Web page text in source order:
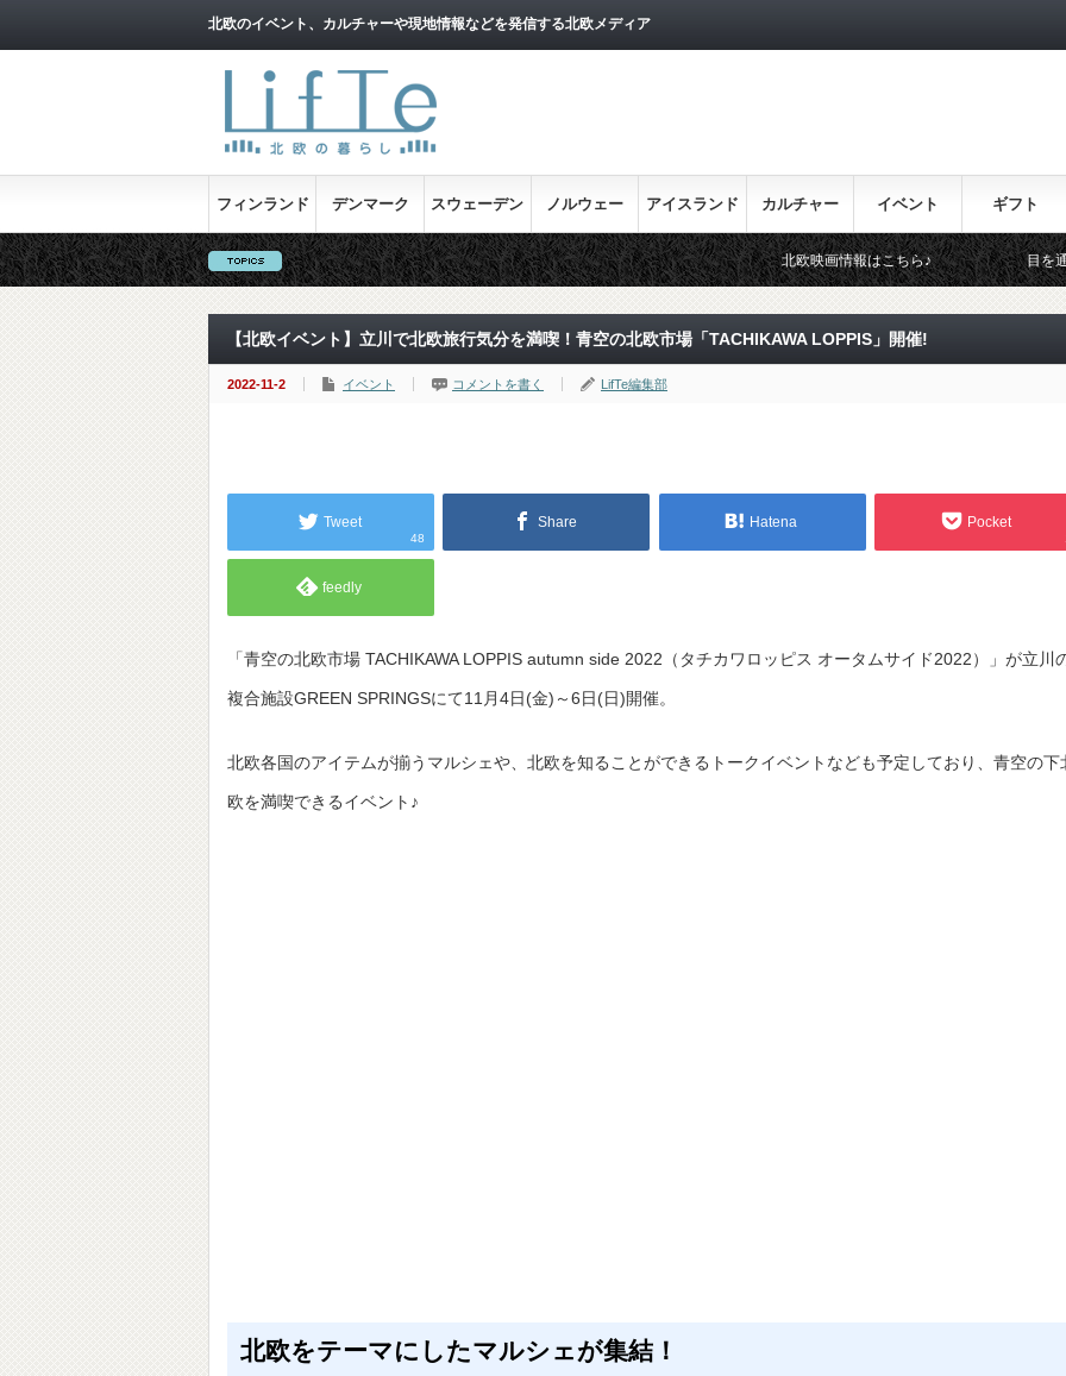
北欧のイベント、カルチャーや現地情報などを発信する北欧メディア
フィンランド デンマーク スウェーデン ノルウェー アイスランド カルチャー イベント ギフト
北欧映画情報はこちら♪ 目を通しておきたい北欧
【北欧イベント】立川で北欧旅行気分を満喫！青空の北欧市場「TACHIKAWA LOPPIS」開催!
2022-11-2 イベント コメントを書く LifTe編集部
Tweet
48
Share Hatena Pocket
feedly
「青空の北欧市場 TACHIKAWA LOPPIS autumn side 2022（タチカワロッピス オータムサイド2022）」が立川
複合施設GREEN SPRINGSにて11月4日(金)～6日(日)開催。
北欧各国のアイテムが揃うマルシェや、北欧を知ることができるトークイベントなども予定しており、青空の下
欧を満喫できるイベント♪
北欧をテーマにしたマルシェが集結！